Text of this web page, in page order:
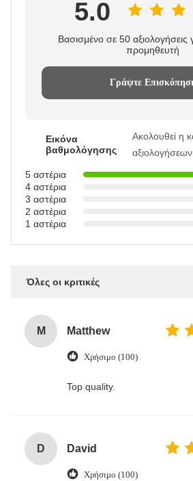
5.0
Βασισμένο σε 50 αξιολογήσεις
προμηθευτή
Γράψτε
Εικόνα
βαθμολόγησης
Ακολουθεί η
αξιολογήσεων
5 αστέρια
4 αστέρια
3 αστέρια
2 αστέρια
1 αστέρια
Όλες οι κριτικές
M Matthew
Χρήσιμο (100)
Top quality.
D David
Χρήσιμο (100)